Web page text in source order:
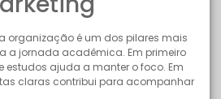
organização é um dos pilares mais
a jornada acadêmica. Em primeiro
estudos ajuda a manter o foco. Em
claras contribui para acompanhar